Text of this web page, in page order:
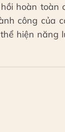
hoàn toàn
công của
hiện năng